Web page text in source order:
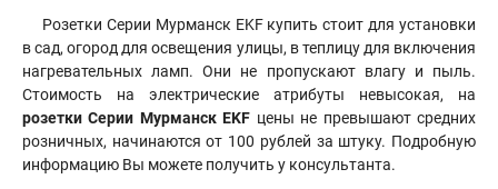
Розетки Серии Мурманск EKF купить стоит для установки
в сад, огород для освещения улицы, в теплицу для включения
нагревательных ламп. Они не пропускают влагу и пыль.
Стоимость на электрические атрибуты невысокая, на
розетки Серии Мурманск EKF цены не превышают средних
розничных, начинаются от 100 рублей за штуку. Подробную
информацию Вы можете получить у консультанта.